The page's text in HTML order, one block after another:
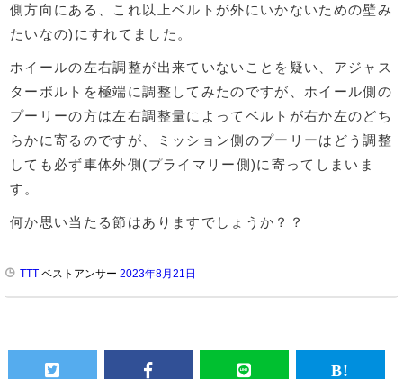
側方向にある、これ以上ベルトが外にいかないための壁み
たいなの)にすれてました。
ホイールの左右調整が出来ていないことを疑い、アジャス
ターボルトを極端に調整してみたのですが、ホイール側の
プーリーの方は左右調整量によってベルトが右か左のどち
らかに寄るのですが、ミッション側のプーリーはどう調整
しても必ず車体外側(プライマリー側)に寄ってしまいま
す。
何か思い当たる節はありますでしょうか？？
TTT ベストアンサー 2023年8月21日